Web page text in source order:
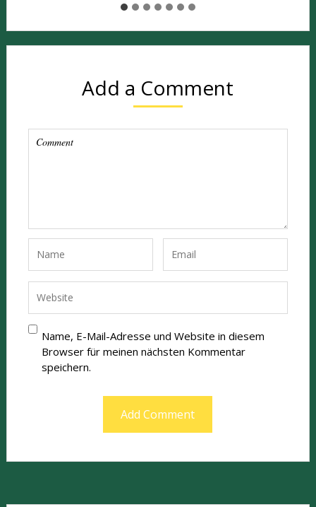
Add a Comment
Name, E-Mail-Adresse und Website in diesem
Browser für meinen nächsten Kommentar
speichern.